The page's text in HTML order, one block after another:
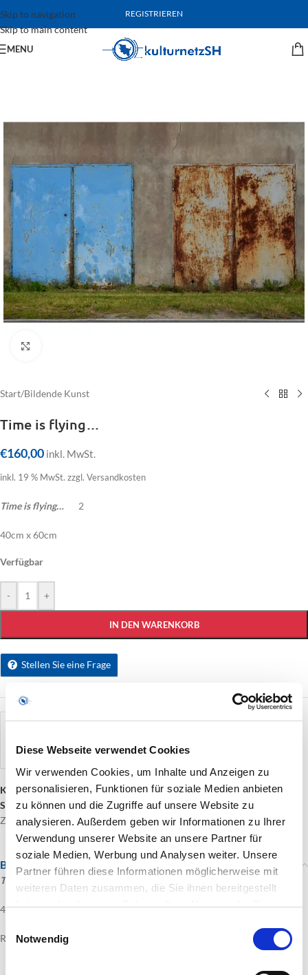
Diese Webseite verwendet Cookies
Wir verwenden Cookies, um Inhalte und Anzeigen zu
personalisieren, Funktionen für soziale Medien anbieten
zu können und die Zugriffe auf unsere Website zu
analysieren. Außerdem geben wir Informationen zu Ihrer
Verwendung unserer Website an unsere Partner für
soziale Medien, Werbung und Analysen weiter. Unsere
Partner führen diese Informationen möglicherweise mit
weiteren Daten zusammen, die Sie ihnen bereitgestellt
haben oder die sie im Rahmen Ihrer Nutzung der Dienste
Notwendig
Skip to navigation
Skip to main content
REGISTRIEREN
MENU
Start/Bildende Kunst
Time is flying…
€160,00 inkl. MwSt.
inkl. 19 % MwSt. zzgl. Versandkosten
Time is flying… 2
40cm x 60cm
Verfügbar
- +
IN DEN WARENKORB
Stellen Sie eine Frage
künstler
Kategorie:Bildende Kunst
Schlagwörter: bildende Kunst, Verwitterung,Kommen und Gehen
Zeitmaschine
Beschreibung
Time is flying…
40cm x 60cm
Rahmung nach Geschmack und Material gegen Aufpreis möglich.